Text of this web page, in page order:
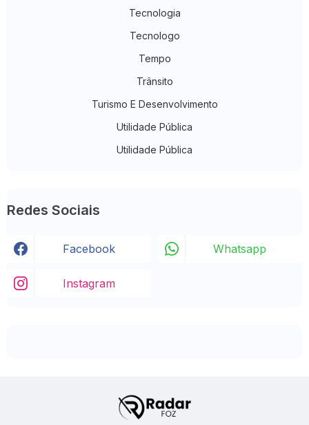
Tecnologia
Tecnologo
Tempo
Trânsito
Turismo E Desenvolvimento
Utilidade Pública
Utilidade Pública
Redes Sociais
Facebook Whatsapp
Instagram